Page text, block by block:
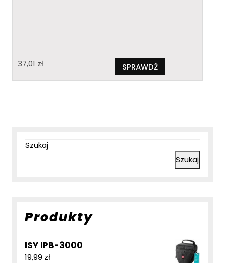
37,01 zł SPRAWDŹ
Szukaj
Szukaj
Produkty
ISY IPB-3000
19,99 zł